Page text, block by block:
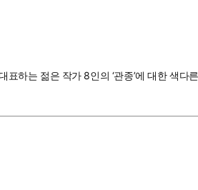
하는 젊은 작가 8인의 ‘관종’에 대한 색